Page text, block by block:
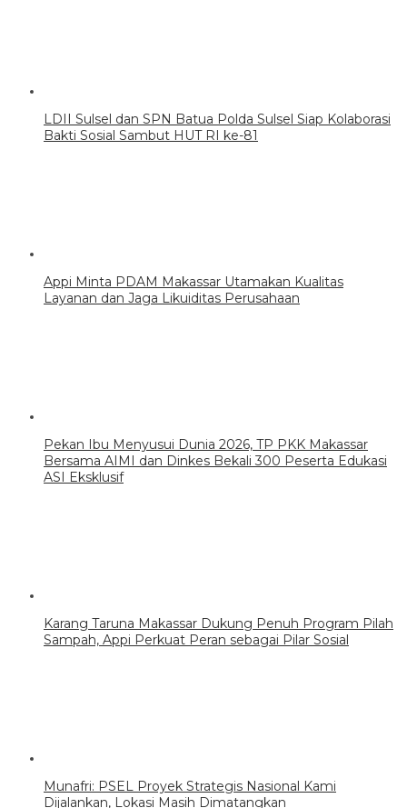
LDII Sulsel dan SPN Batua Polda Sulsel Siap Kolaborasi
Bakti Sosial Sambut HUT RI ke-81
Appi Minta PDAM Makassar Utamakan Kualitas
Layanan dan Jaga Likuiditas Perusahaan
Pekan Ibu Menyusui Dunia 2026, TP PKK Makassar
Bersama AIMI dan Dinkes Bekali 300 Peserta Edukasi
ASI Eksklusif
Karang Taruna Makassar Dukung Penuh Program Pilah
Sampah, Appi Perkuat Peran sebagai Pilar Sosial
Munafri: PSEL Proyek Strategis Nasional Kami
Dijalankan, Lokasi Masih Dimatangkan